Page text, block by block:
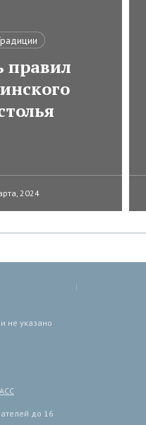
правил
2024
не указано
до 16